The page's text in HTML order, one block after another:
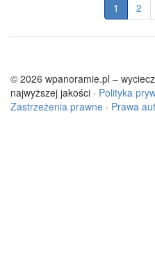
1 2
© 2026 wpanoramie.pl –
najwyższej jakości · Polityka
Zastrzeżenia prawne · Prawa